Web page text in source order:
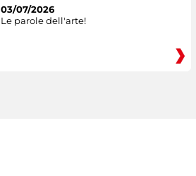
03/07/2026
Le parole dell'arte!